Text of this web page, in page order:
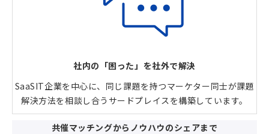
社内の「困った」を社外で解決
SaaSIT企業を中心に、同じ課題を持つマーケター同士が課題
解決方法を相談し合うサードプレイスを構築しています。
共催マッチングからノウハウのシェアまで